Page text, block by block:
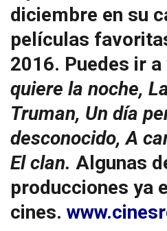
diciembre en su
películas
2016. Puedes ir a
quiere la noche,
Truman, Un día
desconocido, A
El clan. Algunas
producciones ya
cines.